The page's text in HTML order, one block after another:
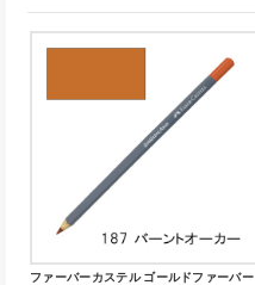
ファーバーカステル ゴールドファーバー